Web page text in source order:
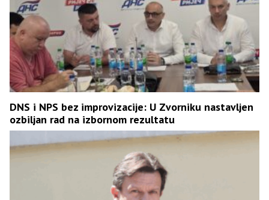
DNS i NPS bez improvizacije: U Zvorniku nastavljen
ozbiljan rad na izbornom rezultatu